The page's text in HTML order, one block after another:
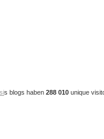
s blogs haben 288 010 unique